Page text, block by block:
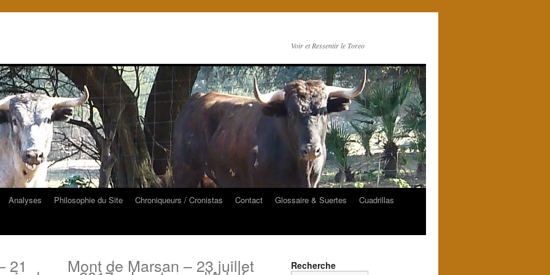
Voir et Ressentir le Toreo
Analyses Philosophie du Site Chroniqueurs / Cronistas Contact Glossaire & Suertes
Cuadrillas
21 Mont de Marsan – 23 juillet Recherche